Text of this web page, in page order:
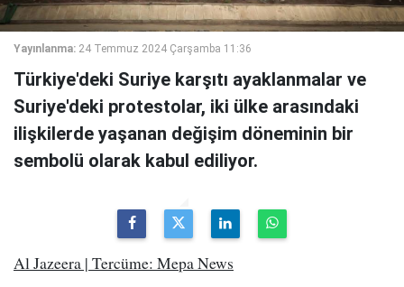
Yayınlanma: 24 Temmuz 2024 Çarşamba 11:36
Türkiye'deki Suriye karşıtı ayaklanmalar ve
Suriye'deki protestolar, iki ülke arasındaki
ilişkilerde yaşanan değişim döneminin bir
sembolü olarak kabul ediliyor.
Al Jazeera | Tercüme: Mepa News